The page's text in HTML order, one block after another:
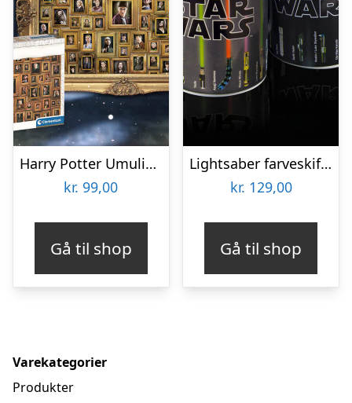
Harry Potter Umulig Puslespil
kr. 99,00
Gå til shop
Lightsaber farveskiftende krus
kr. 129,00
Gå til shop
Varekategorier
Produkter